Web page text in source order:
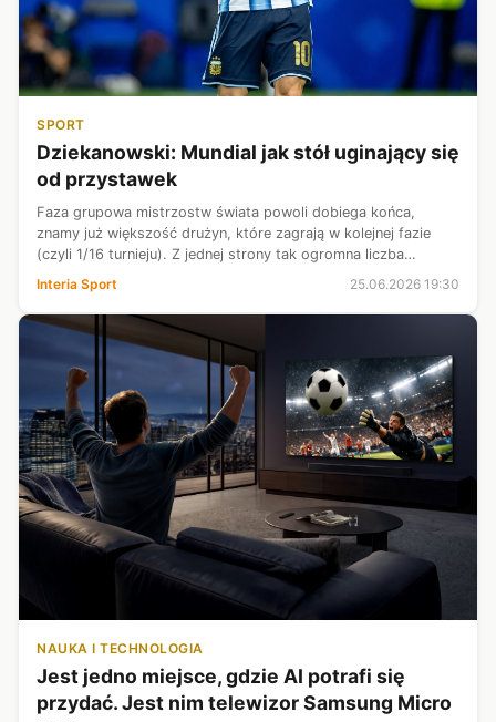
SPORT
Dziekanowski: Mundial jak stół uginający się
od przystawek
Faza grupowa mistrzostw świata powoli dobiega końca,
znamy już większość drużyn, które zagrają w kolejnej fazie
(czyli 1/16 turnieju). Z jednej strony tak ogromna liczba
ciągnąć się do białego...
Interia Sport 25.06.2026 19:30
NAUKA I TECHNOLOGIA
Jest jedno miejsce, gdzie AI potrafi się
przydać. Jest nim telewizor Samsung Micro